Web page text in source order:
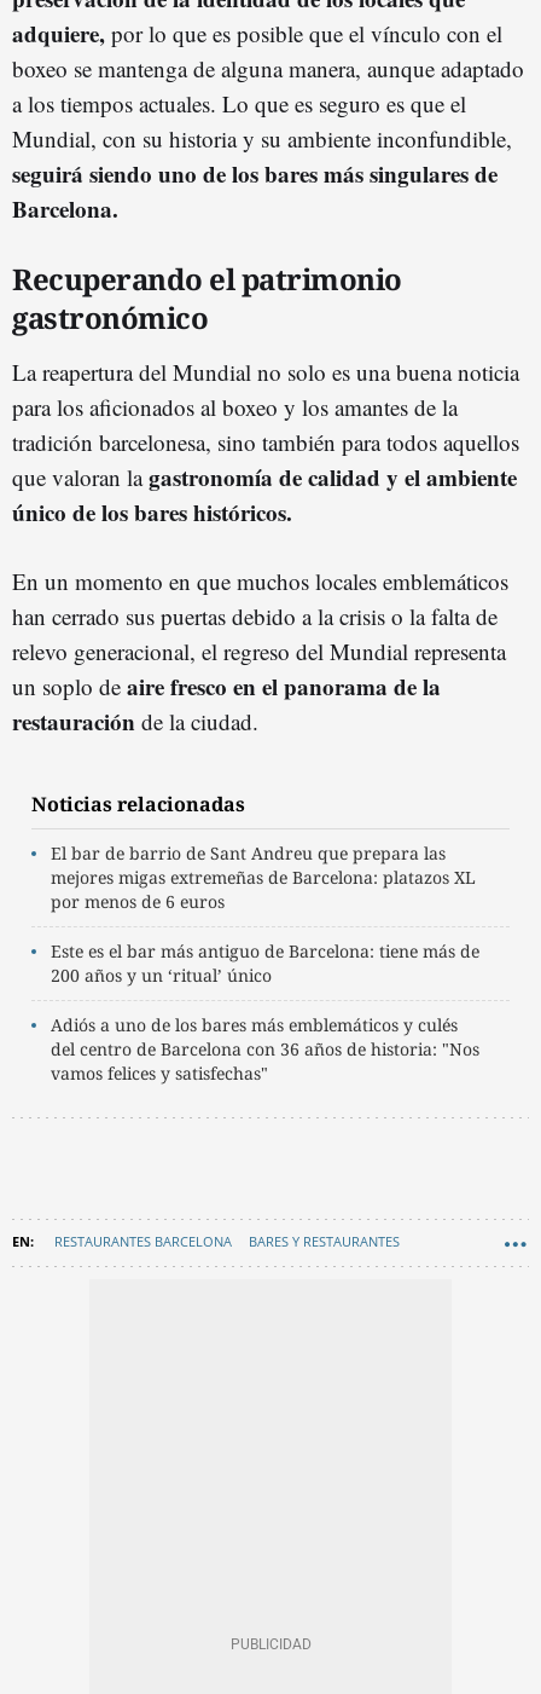
adquiere, por lo que es posible que el vínculo con el
boxeo se mantenga de alguna manera, aunque adaptado
a los tiempos actuales. Lo que es seguro es que el
Mundial, con su historia y su ambiente inconfundible,
seguirá siendo uno de los bares más singulares de
Barcelona.
Recuperando el patrimonio
gastronómico
La reapertura del Mundial no solo es una buena noticia
para los aficionados al boxeo y los amantes de la
tradición barcelonesa, sino también para todos aquellos
que valoran lagastronomía de calidad y el ambiente
único de los bares históricos.
En un momento en que muchos locales emblemáticos
han cerrado sus puertas debido a la crisis o la falta de
relevo generacional, el regreso del Mundial representa
un soplo de aire fresco en el panorama de la
restauración de la ciudad.
Noticias relacionadas
El bar de barrio de Sant Andreu que prepara las
mejores migas extremeñas de Barcelona: platazos XL
por menos de 6 euros
Este es el bar más antiguo de Barcelona: tiene más de
200 años y un ‘ritual’ único
Adiós a uno de los bares más emblemáticos y culés
del centro de Barcelona con 36 años de historia: "Nos
vamos felices y satisfechas"
RESTAURANTES BARCELONA BARES Y RESTAURANTES